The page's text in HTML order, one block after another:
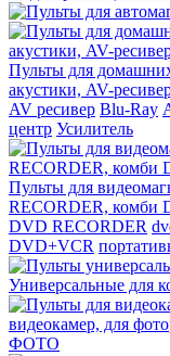
Пульты для
акустики, AV-
AV ресивер Blu-Ray
центр Усилитель
Пульты для
RECORDER, комби
DVD RECORDER
DVD+VCR
Универсальные для
видеокамер, для
ФОТО